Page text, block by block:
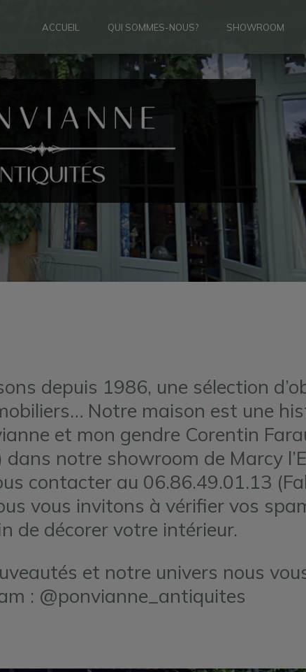
ACCUEIL QUI SOMMES-NOUS? SHOWROOM
depuis 1986, une sélection
Notre maison est une
et mon gendre Corentin
notre showroom de Marcy
contacter au 06.86.49.01.13
vous invitons à vérifier vos
de décorer votre intérieur.
et notre univers nous
: @ponvianne_antiquites